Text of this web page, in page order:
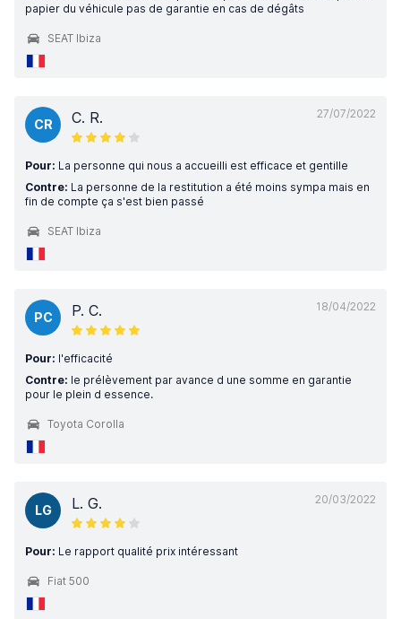
papier du véhicule pas de garantie en cas de dégâts
SEAT Ibiza
27/07/2022
CR C. R.
Pour: La personne qui nous a accueilli est efficace et gentille
Contre: La personne de la restitution a été moins sympa mais en
fin de compte ça s'est bien passé
SEAT Ibiza
18/04/2022
PC P. C.
Pour: l'efficacité
Contre: le prélèvement par avance d une somme en garantie
pour le plein d essence.
Toyota Corolla
20/03/2022
LG L. G.
Pour: Le rapport qualité prix intéressant
Fiat 500